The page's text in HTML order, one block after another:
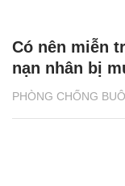
PHÒNG CHỐNG
Có nên miễn
nạn nhân bị